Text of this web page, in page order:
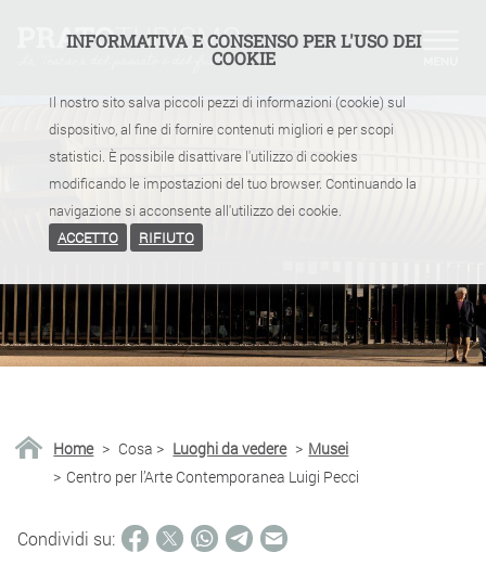
INFORMATIVA E CONSENSO PER L'USO DEI
COOKIE
Il nostro sito salva piccoli pezzi di informazioni (cookie) sul
dispositivo, al fine di fornire contenuti migliori e per scopi
statistici. È possibile disattivare l'utilizzo di cookies
modificando le impostazioni del tuo browser. Continuando la
navigazione si acconsente all'utilizzo dei cookie.
ACCETTO
RIFIUTO
Home > Cosa > Luoghi da vedere > Musei
> Centro per l’Arte Contemporanea Luigi Pecci
Condividi su: